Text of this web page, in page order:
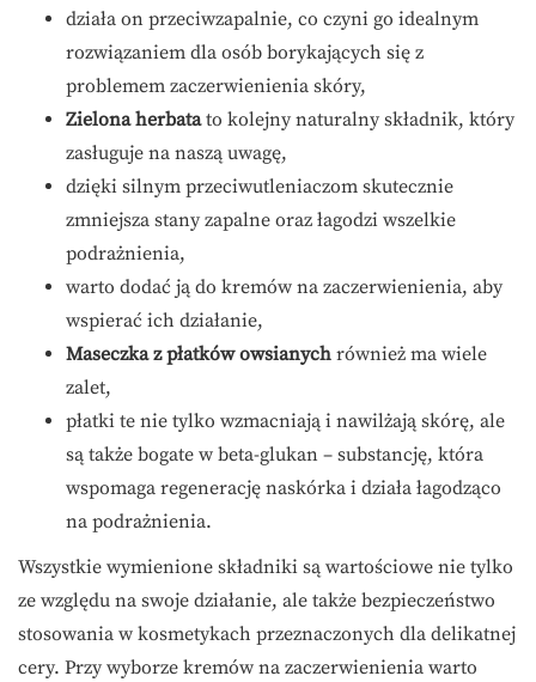
działa on przeciwzapalnie, co czyni go idealnym
rozwiązaniem dla osób borykających się z
problemem zaczerwienienia skóry,
Zielona herbatato kolejny naturalny składnik, który
zasługuje na naszą uwagę,
dzięki silnym przeciwutleniaczom skutecznie
zmniejsza stany zapalne oraz łagodzi wszelkie
podrażnienia,
warto dodać ją do kremów na zaczerwienienia, aby
wspierać ich działanie,
Maseczka z płatków owsianych również ma wiele
zalet,
płatki te nie tylko wzmacniają i nawilżają skórę, ale
są także bogate w beta-glukan – substancję, która
wspomaga regenerację naskórka i działa łagodząco
na podrażnienia.
Wszystkie wymienione składniki są wartościowe nie tylko
ze względu na swoje działanie, ale także bezpieczeństwo
stosowania w kosmetykach przeznaczonych dla delikatnej
cery. Przy wyborze kremów na zaczerwienienia warto